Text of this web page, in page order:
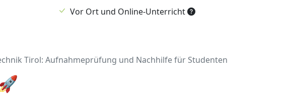
Vor Ort und Online-Unterricht
Tirol: Aufnahmeprüfung und Nachhilfe für Studenten